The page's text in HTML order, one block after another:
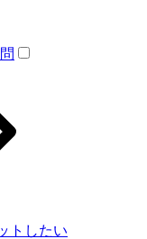
トしたい